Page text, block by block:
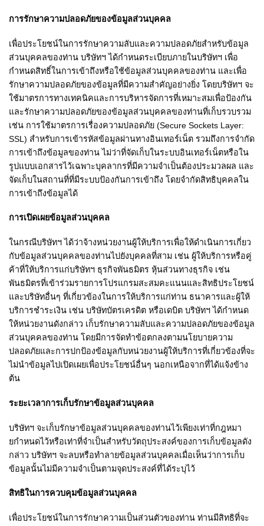
การรักษาความปลอดภัยของข้อมูลส่วนบุคคล
เพื่อประโยชน์ในการรักษาความลับและความปลอดภัยสำหรับข้อมูล
ส่วนบุคคลของท่าน บริษัทฯ ได้กำหนดระเบียบภายในบริษัทฯ เพื่อ
กำหนดสิทธิ์ในการเข้าถึงหรือใช้ข้อมูลส่วนบุคคลของท่าน และเพื่อ
รักษาความปลอดภัยของข้อมูลที่มีความสำคัญอย่างยิ่ง โดยบริษัทฯ จะ
ใช้มาตรการทางเทคนิคและการบริหารจัดการที่เหมาะสมเพื่อป้องกัน
และรักษาความปลอดภัยของข้อมูลส่วนบุคคลของท่านที่เก็บรวบรวม
เช่น การใช้มาตรการเรื่องความปลอดภัย (Secure Sockets Layer:
SSL) สำหรับการเข้ารหัสข้อมูลผ่านทางอินเทอร์เน็ต รวมถึงการจำกัด
การเข้าถึงข้อมูลของท่าน ไม่ว่าที่จัดเก็บในระบบอินเทอร์เน็ตหรือใน
รูปแบบเอกสารไว้เฉพาะบุคลากรที่มีความจำเป็นต้องประมวลผล และ
จัดเก็บในสถานที่ที่มีระบบป้องกันการเข้าถึง โดยจำกัดสิทธิบุคคลใน
การเข้าถึงข้อมูลได้
การเปิดเผยข้อมูลส่วนบุคคล
ในกรณีบริษัทฯ ได้ว่าจ้างหน่วยงานผู้ให้บริการเพื่อให้ดำเนินการเกี่ยว
กับข้อมูลส่วนบุคคลของท่านไปยังบุคคลที่สาม เช่น ผู้ให้บริการหรือคู่
ค้าที่ให้บริการแก่บริษัทฯ ธุรกิจพันธมิตร หุ้นส่วนทางธุรกิจ เช่น
พันธมิตรที่เข้าร่วมรายการโปรแกรมสะสมคะแนนและสิทธิประโยชน์
และบริษัทอื่นๆ ที่เกี่ยวข้องในการให้บริการแก่ท่าน ธนาคารและผู้ให้
บริการชำระเงิน เช่น บริษัทบัตรเครดิต หรือเดบิต บริษัทฯ ได้กำหนด
ให้หน่วยงานดังกล่าว เก็บรักษาความลับและความปลอดภัยของข้อมูล
ส่วนบุคคลของท่าน โดยมีการจัดทำข้อตกลงตามนโยบายความ
ปลอดภัยและการปกป้องข้อมูลกับหน่วยงานผู้ให้บริการที่เกี่ยวข้องที่จะ
ไม่นำข้อมูลไปเปิดเผยเพื่อประโยชน์อื่นๆ นอกเหนือจากที่ได้แจ้งข้าง
ต้น
ระยะเวลาการเก็บรักษาข้อมูลส่วนบุคคล
บริษัทฯ จะเก็บรักษาข้อมูลส่วนบุคคลของท่านไว้เพียงเท่าที่กฎหมา
ยกําหนดไว้หรือเท่าที่จําเป็นสําหรับวัตถุประสงค์ของการเก็บข้อมูลดัง
กล่าว บริษัทฯ จะลบหรือทําลายข้อมูลส่วนบุคคลเมื่อเห็นว่าการเก็บ
ข้อมูลนั้นไม่มีความจําเป็นตามจุดประสงค์ที่ได้ระบุไว้
สิทธิในการควบคุมข้อมูลส่วนบุคคล
เพื่อประโยชน์ในการรักษาความเป็นส่วนตัวของท่าน ท่านมีสิทธิที่จะ